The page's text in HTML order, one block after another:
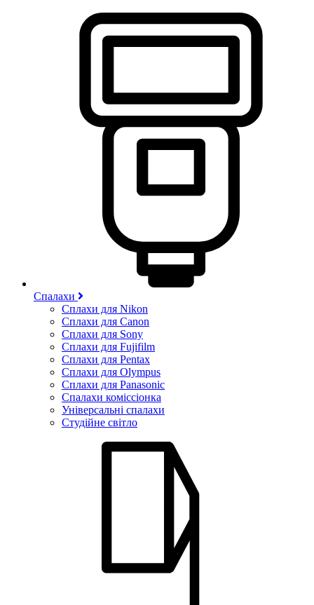
Спалахи
Сплахи для Nikon
Сплахи для Canon
Сплахи для Sony
Сплахи для Fujifilm
Сплахи для Pentax
Сплахи для Olympus
Сплахи для Panasonic
Спалахи коміссіонка
Універсальні спалахи
Студійне світло